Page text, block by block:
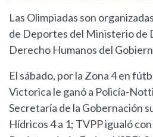
Las Olimpiadas son
de Deportes del Ministerio de
Derecho Humanos del
El sábado, por la Zona 4 en
Victorica le ganó a Policía-
Secretaría de la Gobernación
Hídricos 4 a 1; TVPP igualó